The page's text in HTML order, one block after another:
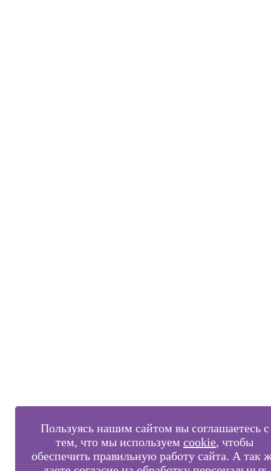
Пользуясь нашим сайтом вы соглашаетесь с
тем, что мы используем cookie, чтобы
обеспечить правильную работу сайта. А так